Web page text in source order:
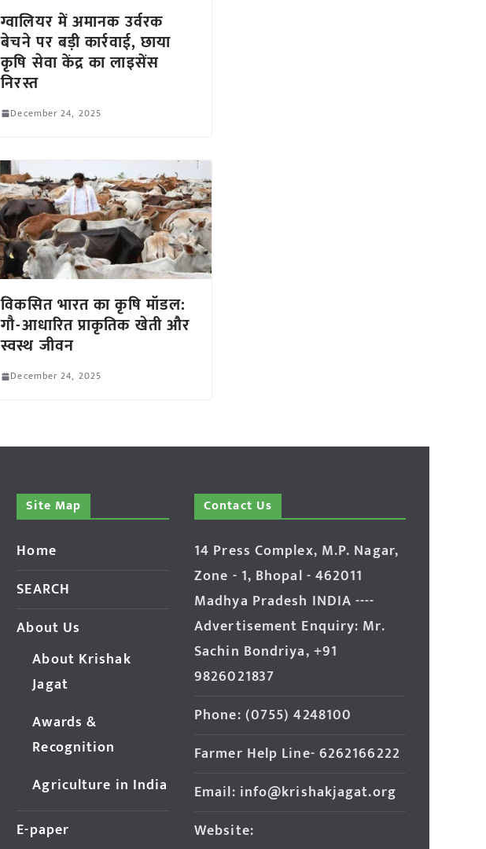
ग्वालियर में अमानक उर्वरक
बेचने पर बड़ी कार्रवाई, छाया
कृषि सेवा केंद्र का लाइसेंस
निरस्त
December 24, 2025
विकसित भारत का कृषि मॉडल:
गौ-आधारित प्राकृतिक खेती और
स्वस्थ जीवन
December 24, 2025
Site Map
Home
SEARCH
About Us
About Krishak
Jagat
Awards &
Recognition
Agriculture in India
E-paper
Contact Us
14 Press Complex, M.P. Nagar,
Zone - 1, Bhopal - 462011
Madhya Pradesh INDIA ----
Advertisement Enquiry: Mr.
Sachin Bondriya, +91
9826021837
Phone: (0755) 4248100
Farmer Help Line- 6262166222
Email: info@krishakjagat.org
Website: